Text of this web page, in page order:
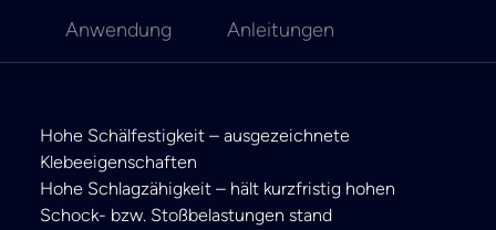
Anwendung
Anleitungen
Hohe Schälfestigkeit – ausgezeichnete
Klebeeigenschaften
Hohe Schlagzähigkeit – hält kurzfristig hohen
Schock- bzw. Stoßbelastungen stand